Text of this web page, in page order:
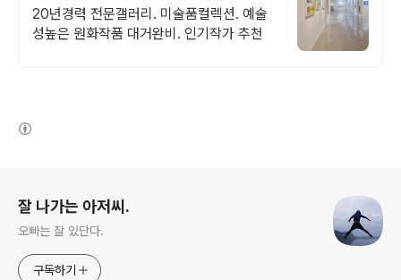
20년경력 전문갤러리. 미술품컬렉션. 예술
성높은 원화작품 대거완비. 인기작가 추천
잘 나가는 아저씨.
오빠는 잘 있단다.
구독하기